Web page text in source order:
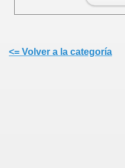
<= Volver a la categoría